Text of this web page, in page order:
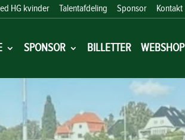
HG kvinder Talentafdeling Sponsor Kontakt
SPONSOR BILLETTER WEBSHOP